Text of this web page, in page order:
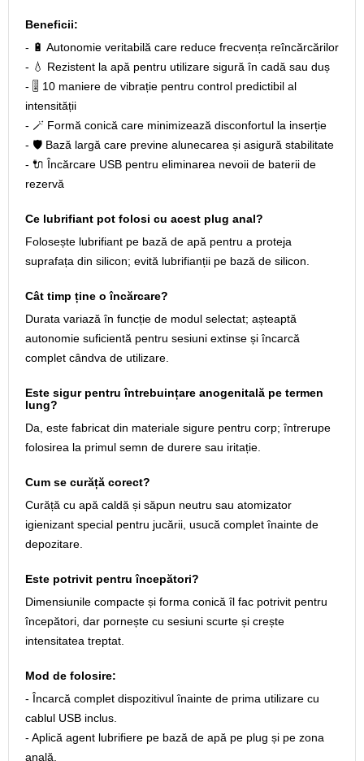
Beneficii:
- 🔋 Autonomie veritabilă care reduce frecvența reîncărcărilor
- 💧 Rezistent la apă pentru utilizare sigură în cadă sau duș
- 🎚️ 10 maniere de vibrație pentru control predictibil al
intensității
- 🪄 Formă conică care minimizează disconfortul la inserție
- 🛡️ Bază largă care previne alunecarea și asigură stabilitate
- 🔌 Încărcare USB pentru eliminarea nevoii de baterii de
rezervă
Ce lubrifiant pot folosi cu acest plug anal?
Folosește lubrifiant pe bază de apă pentru a proteja
suprafața din silicon; evită lubrifianții pe bază de silicon.
Cât timp ține o încărcare?
Durata variază în funcție de modul selectat; așteaptă
autonomie suficientă pentru sesiuni extinse și încarcă
complet cândva de utilizare.
Este sigur pentru întrebuințare anogenitală pe termen
lung?
Da, este fabricat din materiale sigure pentru corp; întrerupe
folosirea la primul semn de durere sau iritație.
Cum se curăță corect?
Curăță cu apă caldă și săpun neutru sau atomizator
igienizant special pentru jucării, usucă complet înainte de
depozitare.
Este potrivit pentru începători?
Dimensiunile compacte și forma conică îl fac potrivit pentru
începători, dar pornește cu sesiuni scurte și crește
intensitatea treptat.
Mod de folosire:
- Încarcă complet dispozitivul înainte de prima utilizare cu
cablul USB inclus.
- Aplică agent lubrifiere pe bază de apă pe plug și pe zona
anală.